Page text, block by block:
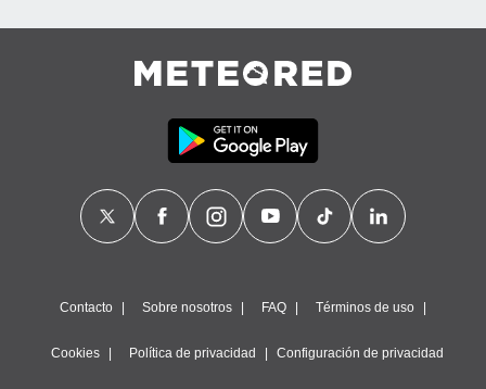
Contacto Sobre nosotros FAQ Términos de uso
Cookies Política de privacidad Configuración de privacidad